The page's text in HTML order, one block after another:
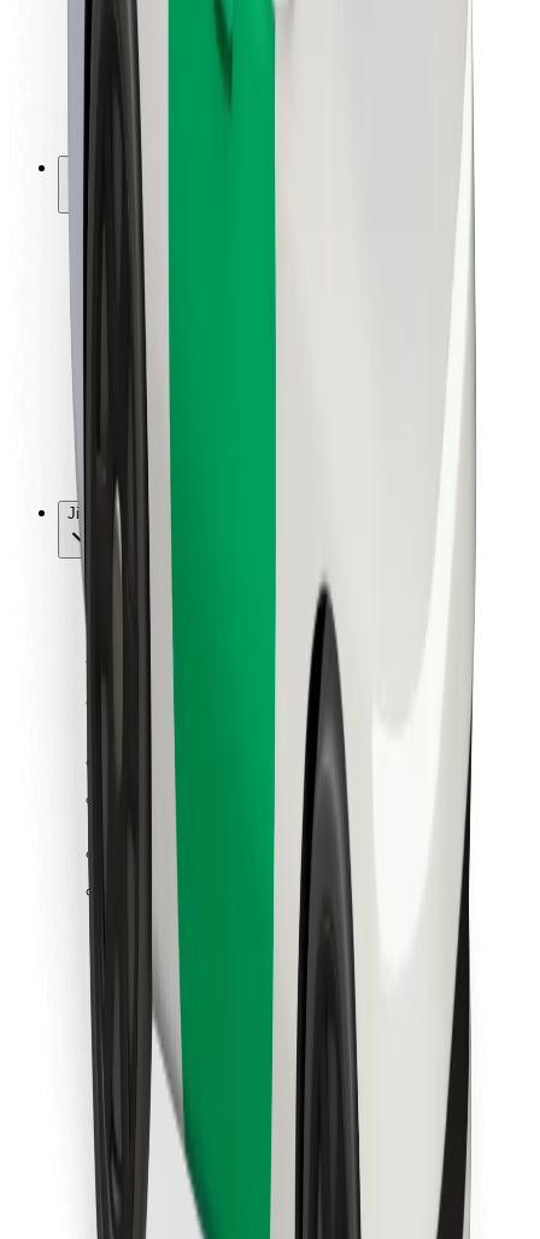
Lokality
Řešení pro města
Pro řidiče
Pro kurýry
Pro flotilové partnery
Pro restaurace
Bolt for Business
Jiné
Obchodní podmínky
Jízda za pár minut!
Stáhněte si aplikaci Bolt
Objevte své oblíbené jídlo!
Stáhněte si aplikaci Bolt Food